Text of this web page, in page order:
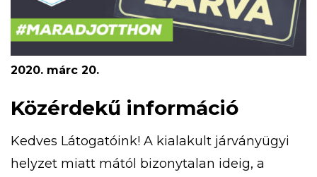
2020. márc 20.
Közérdekű információ
Kedves Látogatóink! A kialakult járványügyi
helyzet miatt mától bizonytalan ideig, a